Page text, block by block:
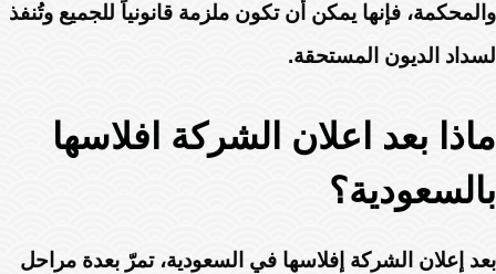
والمحكمة، فإنها يمكن أن تكون ملزمة قانونياً للجميع وتُنفذ
لسداد الديون المستحقة.
ماذا بعد اعلان الشركة افلاسها
بالسعودية؟
بعد إعلان الشركة إفلاسها في السعودية، تمرّ بعدة مراحل